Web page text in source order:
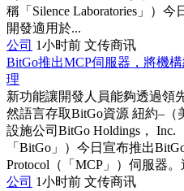
稱「Silence Laboratories」）
開發適用於...
公司 1小时前 文传商讯
BitGo推出MCP伺服器，將機
理
新功能讓開發人員能夠透過領
然語言存取BitGo資源 紐約–（
設施公司BitGo Holdings，
「BitGo」）今日宣布推出
Protocol（「MCP」）伺服器。
公司 1小时前 文传商讯